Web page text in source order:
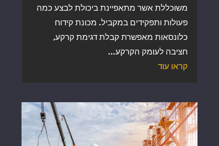
משוכללת אשר מתאפיינת ביכולת לבצע כמה
פעולות ותפקידים במקביל. מכונת קידוח
כלונסאות מאפשרת קבלת דגימת קרקע,
חציבה לעומק הקרקע...
קראו עוד